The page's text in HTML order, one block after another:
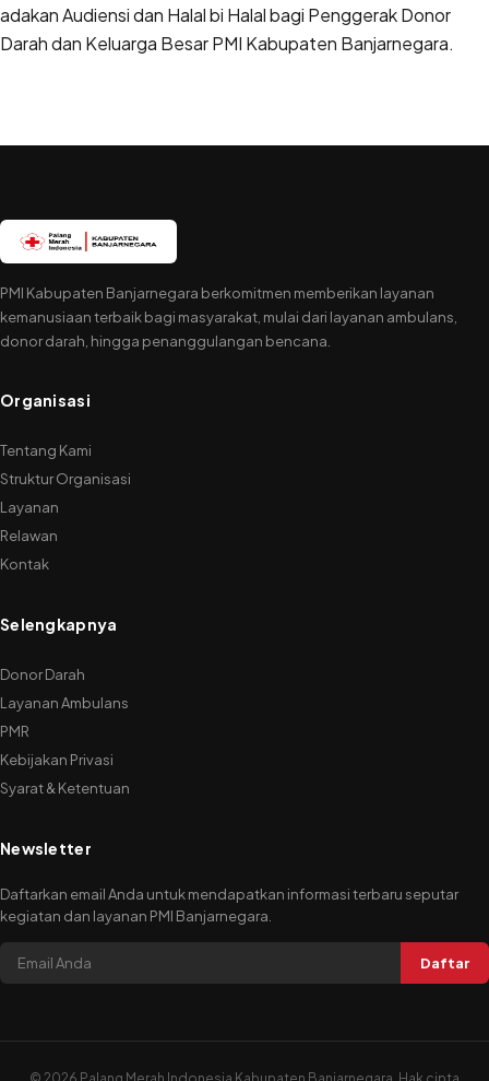
adakan Audiensi dan Halal bi Halal bagi Penggerak Donor
Darah dan Keluarga Besar PMI Kabupaten Banjarnegara.
PMI Kabupaten Banjarnegara berkomitmen memberikan layanan
kemanusiaan terbaik bagi masyarakat, mulai dari layanan ambulans,
donor darah, hingga penanggulangan bencana.
Organisasi
Tentang Kami
Struktur Organisasi
Layanan
Relawan
Kontak
Selengkapnya
Donor Darah
Layanan Ambulans
PMR
Kebijakan Privasi
Syarat & Ketentuan
Newsletter
Daftarkan email Anda untuk mendapatkan informasi terbaru seputar
kegiatan dan layanan PMI Banjarnegara.
Daftar